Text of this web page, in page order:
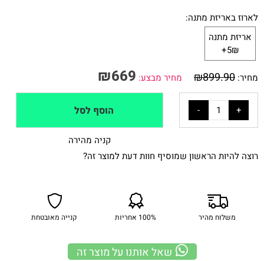
לארוז באריזת מתנה:
אריזת מתנה
5₪+
מחיר: ₪899.90 מחיר מבצע: ₪669
הוסף לסל
קניה מהירה
רוצה להיות הראשון שמוסיף חוות דעת למוצר זה?
משלוח מהיר 100% אחריות קנייה מאובטחת
שאל אותנו על מוצר זה